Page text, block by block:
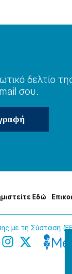
δελτίο
σου.
Εδώ
με τη Σύσταση